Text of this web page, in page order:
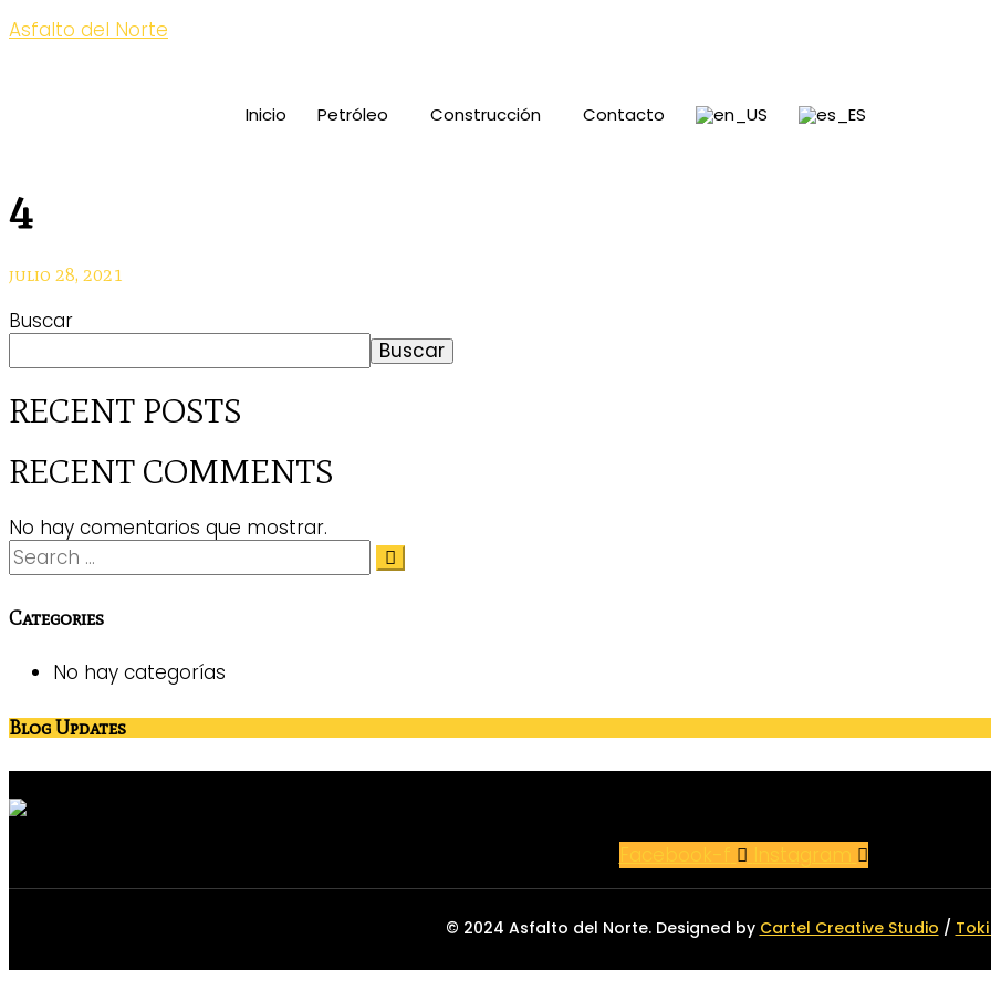
Asfalto del Norte
Inicio Petróleo Construcción Contacto
4
julio 28, 2021
Buscar
Buscar
RECENT POSTS
RECENT COMMENTS
No hay comentarios que mostrar.
Categories
No hay categorías
Blog Updates
Facebook-f Instagram
© 2024 Asfalto del Norte. Designed by Cartel Creative Studio /